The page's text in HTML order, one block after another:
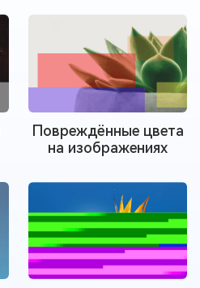
Повреждённые цвета
на изображениях